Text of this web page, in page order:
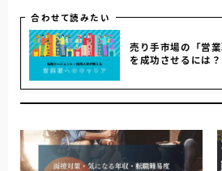
合わせて読みたい
売り手市場の「営
を成功させるには？